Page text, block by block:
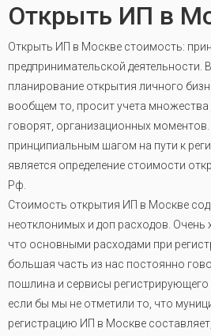
Открыть ИП в
Открыть ИП в Москве стоимость:
предпринимательской деятельности.
планирование открытия личного
вообщем то, просит учета множества
говорят, организационных
принципиальным шагом на пути к
является определение стоимости
Рф.
Стоимость открытия ИП в Москве
неотклонимых и доп расходов. Очень
что основными расходами при
большая часть из нас постоянно
пошлина и сервисы
если бы мы не отметили то, что
регистрацию ИП в Москве